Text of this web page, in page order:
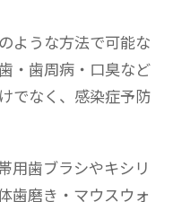
ような方法で可能な
・歯周病・口臭など
でなく、感染症予防
用歯ブラシやキシリ
歯磨き・マウスウォ